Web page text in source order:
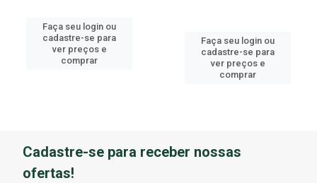
Faça seu login ou
cadastre-se para
ver preços e
comprar
Faça seu login ou
cadastre-se para
ver preços e
comprar
Cadastre-se para receber nossas
ofertas!